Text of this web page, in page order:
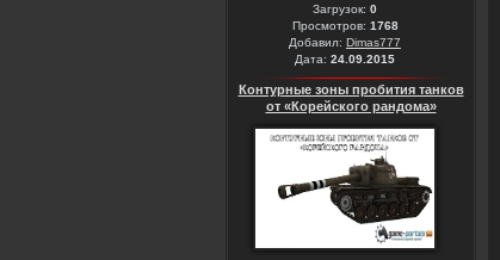
Загрузок: 0
Просмотров: 1768
Добавил: Dimas777
Дата: 24.09.2015
Контурные зоны пробития танков
от «Корейского рандома»